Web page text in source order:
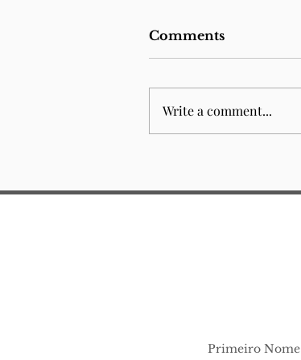
Comments
Write a comment...
Primeiro Nome